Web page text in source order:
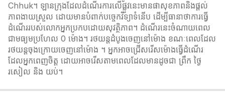
Chhuk។ ឡានក្រុងដែលដំណើរការលើផ្លូវនេះមានផាសុខភាពនិងផ្តល់
ភាពងាយស្រួល ដោយមានបំពាក់បច្ចេកវិទ្យាទំនើប ដើម្បីធានាថាការធ្វើ
ដំណើររបស់លោកអ្នកប្រកបដោយសុវត្ថិភាព។ ដំណើរនេះចំណាយពេល
ជាមធ្យមប្រហែល 0 ម៉ោង។ រថយន្តដំបូងចេញនៅម៉ោង ខណៈពេលដែល
រថយន្តចុងក្រោយចេញនៅម៉ោង ។ អ្នកអាចជ្រើសរើសម៉ោងធ្វើដំណើរ
ដែលអ្នកពេញចិត្ត ដោយអាចរើសតាមពេលដែលមានដូចជា ព្រឹក ថ្ងៃ
រសៀល និង យប់។